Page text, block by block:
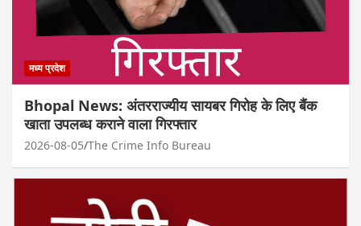
मध्य प्रदेश
Bhopal News: अंतरराज्यीय सायबर गिरोह के लिए बैंक
खाता उपलब्ध कराने वाला गिरफ्तार
2026-08-05 The Crime Info Bureau